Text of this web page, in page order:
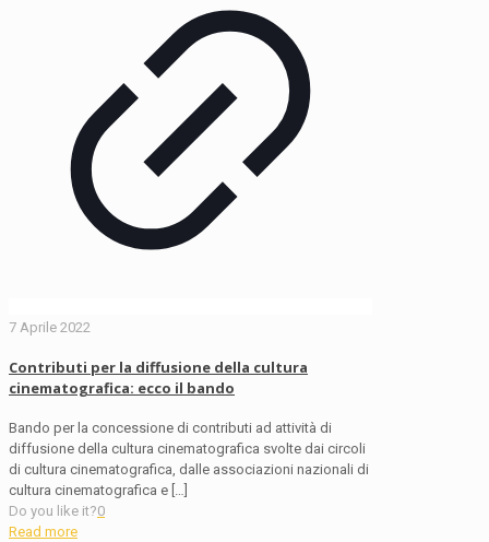
7 Aprile 2022
Contributi per la diffusione della cultura
cinematografica: ecco il bando
Bando per la concessione di contributi ad attività di
diffusione della cultura cinematografica svolte dai circoli
di cultura cinematografica, dalle associazioni nazionali di
cultura cinematografica e
Do you like it?0
Read more